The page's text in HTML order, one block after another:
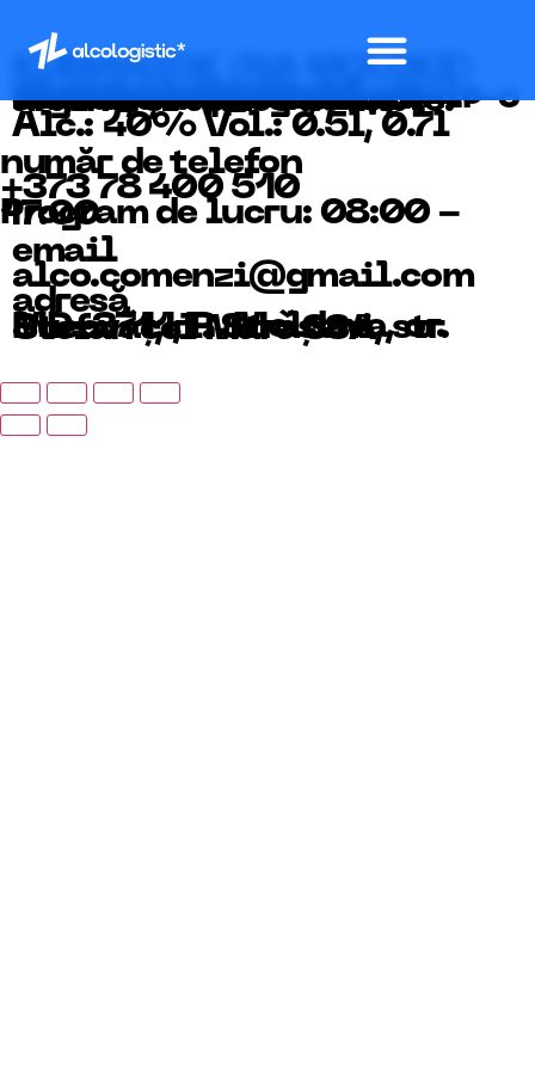
KUMANIOK (NA MOLOKE)
Obținută din alcool etilic de origine agricolă rectificat ‘‘Lux‘‘ și apă dedurizată, filtrată printr-o instalație specială cu cărbune impregnat cu argint, și adaos de lapte.
Alc.: 40% Vol.: 0.5l, 0.7l
număr de telefon
+373 78 400 510
Program de lucru: 08:00 - 17:00
email
alco.comenzi@gmail.com
adresă
MD-3711, R. Moldova, or. Bucovǎț, rl. Strǎșeni, str. Stefan cel Mare 33A